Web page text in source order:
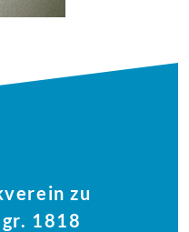
zu
1818